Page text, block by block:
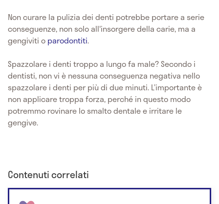
Non curare la pulizia dei denti potrebbe portare a serie
conseguenze, non solo all'insorgere della carie, ma a
gengiviti o parodontiti.
Spazzolare i denti troppo a lungo fa male?Secondo i
dentisti, non vi è nessuna conseguenza negativa nello
spazzolare i denti per più di due minuti. L’importante è
non applicare troppa forza, perché in questo modo
potremmo rovinare lo smalto dentale e irritare le
gengive.
Contenuti correlati